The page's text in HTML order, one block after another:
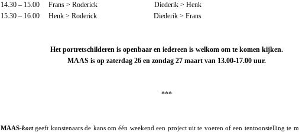
14.30 – 15.00
Frans > Roderick
Diederik > Henk
15.30 – 16.00
Henk > Roderick Diederik > Frans
Het portretschilderen is openbaar en iedereen is welkom om te komen kijken.
MAAS is op zaterdag 26 en zondag 27 maart van 13.00-17.00 uur.
***
MAAS-kort geeft kunstenaars de kans om één weekend een project uit te voeren of een tentoonstelling te